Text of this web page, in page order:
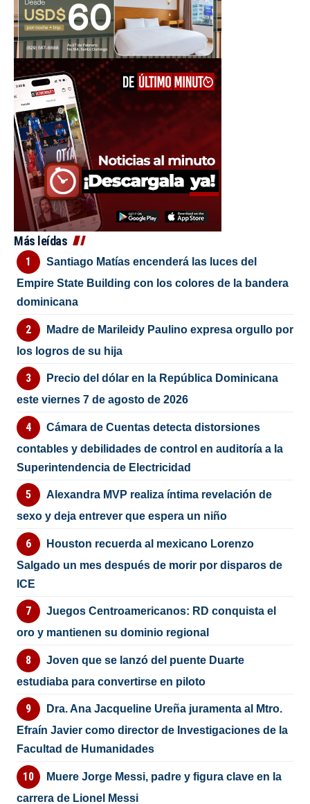
Más leídas
Santiago Matías encenderá las luces del
Empire State Building con los colores de la bandera
dominicana
Madre de Marileidy Paulino expresa orgullo por
los logros de su hija
Precio del dólar en la República Dominicana
este viernes 7 de agosto de 2026
Cámara de Cuentas detecta distorsiones
contables y debilidades de control en auditoría a la
Superintendencia de Electricidad
Alexandra MVP realiza íntima revelación de
sexo y deja entrever que espera un niño
Houston recuerda al mexicano Lorenzo
Salgado un mes después de morir por disparos de
ICE
Juegos Centroamericanos: RD conquista el
oro y mantienen su dominio regional
Joven que se lanzó del puente Duarte
estudiaba para convertirse en piloto
Dra. Ana Jacqueline Ureña juramenta al Mtro.
Efraín Javier como director de Investigaciones de la
Facultad de Humanidades
Muere Jorge Messi, padre y figura clave en la
carrera de Lionel Messi